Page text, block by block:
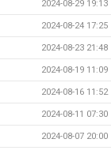
2024-08-29 19:13
2024-08-24 17:25
2024-08-23 21:48
2024-08-19 11:09
2024-08-16 11:52
2024-08-11 07:30
2024-08-07 20:00